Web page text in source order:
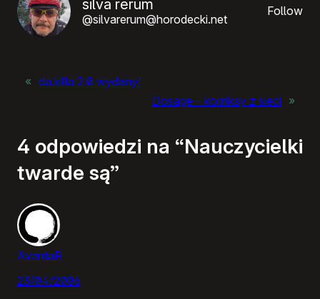
silva rerum
@silvarerum@horodecki.net
Follow
« da.killa 2.0 wydany!
Dosage – komiksy z sieci »
4 odpowiedzi na “Nauczycielki
twarde są”
AvantaR
23/04/2006